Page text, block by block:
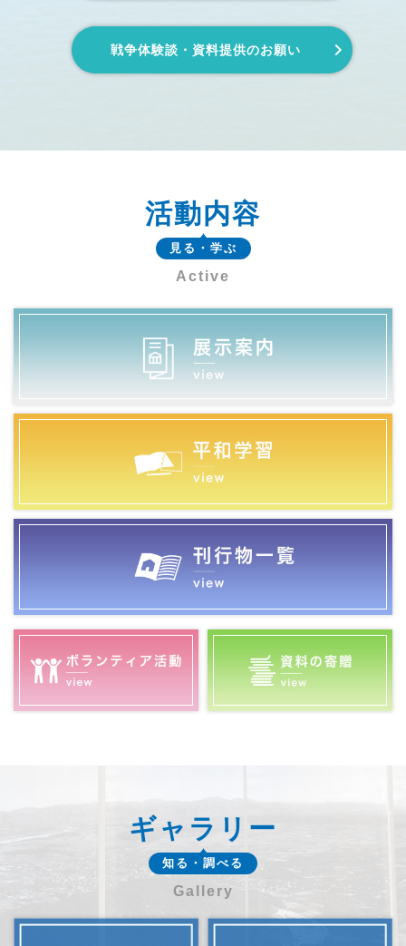
戦争体験談・資料提供のお願い
活動内容
見る・学ぶ
Active
ギャラリー
知る・調べる
Gallery